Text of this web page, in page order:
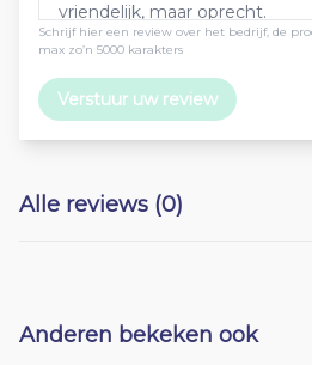
Schrijf hier een review over het bedrijf, de
max zo’n 5000 karakters
Verstuur uw review
Alle reviews (0)
Anderen bekeken ook